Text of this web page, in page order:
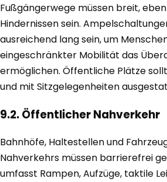
Fußgängerwege müssen breit,
Hindernissen sein.
ausreichend lang sein, um
eingeschränkter Mobilität das
ermöglichen. Öffentliche Plätze
und mit Sitzgelegenheiten
9.2. Öffentlicher Nahverkehr
Bahnhöfe, Haltestellen und
Nahverkehrs müssen barrierefrei
umfasst Rampen, Aufzüge, taktile